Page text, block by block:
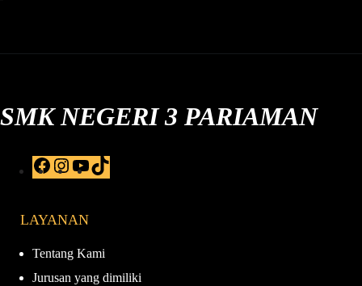
SMK NEGERI 3 PARIAMAN
F
a
b
o
I
n
a
r
a
m
Y
o
e
i
LAYANAN
Tentang Kami
Jurusan yang dimiliki